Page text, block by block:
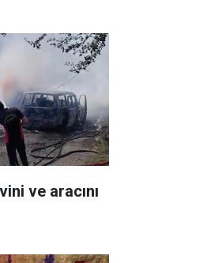
ve aracını